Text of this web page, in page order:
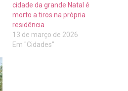
cidade da grande Natal é
morto a tiros na própria
residência
13 de março de 2026
Em "Cidades"